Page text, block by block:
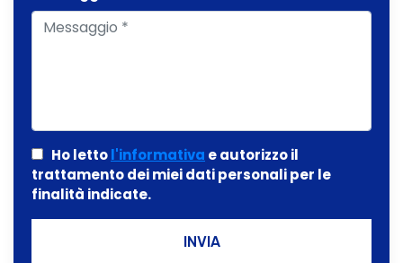
Ho lettol'informativa e autorizzo il
trattamento dei miei dati personali per le
finalità indicate.
INVIA